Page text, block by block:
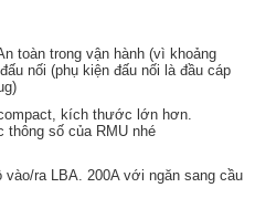
toàn trong vận hành (vì khoảng
nối (phụ kiện đấu nối là đầu cáp
kích thước lớn hơn.
thông số của RMU nhé
vào/ra LBA. 200A với ngăn sang cầu